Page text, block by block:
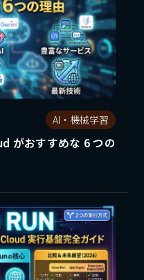
AI・機械学習
がおすすめな 6 つの